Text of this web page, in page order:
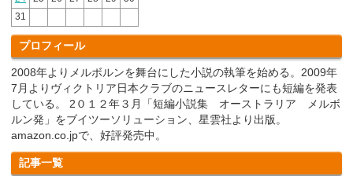
31
プロフィール
2008年よりメルボルンを舞台にした小説の執筆を始める。2009年
7月よりヴィクトリア日本クラブのニュースレターにも短編を発表
している。 2０１２年３月「短編小説集 オーストラリア メルボ
ルン発」をブイツーソリューション、星雲社より出版。
amazon.co.jpで、好評発売中。
記事一覧